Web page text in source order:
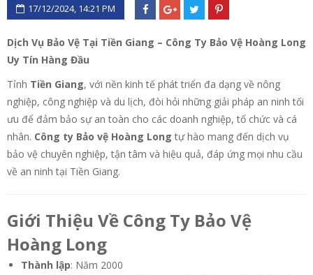
17/12/2024, 14:21 PM
Dịch Vụ Bảo Vệ Tại Tiền Giang – Công Ty Bảo Vệ Hoàng Long
Uy Tín Hàng Đầu
Tỉnh Tiền Giang, với nền kinh tế phát triển đa dạng về nông
nghiệp, công nghiệp và du lịch, đòi hỏi những giải pháp an ninh tối
ưu để đảm bảo sự an toàn cho các doanh nghiệp, tổ chức và cá
nhân. Công ty Bảo vệ Hoàng Long tự hào mang đến dịch vụ
bảo vệ chuyên nghiệp, tận tâm và hiệu quả, đáp ứng mọi nhu cầu
về an ninh tại Tiền Giang.
Giới Thiệu Về Công Ty Bảo Vệ
Hoàng Long
Thành lập: Năm 2000